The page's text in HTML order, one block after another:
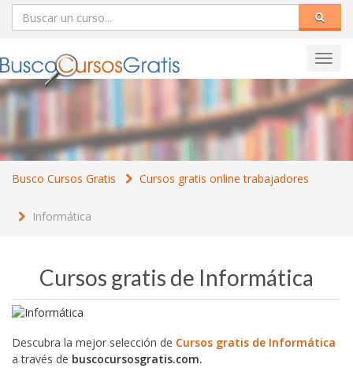
Busco Cursos Gratis Cursos gratis online trabajadores
Informática
Cursos gratis de Informática
Descubra la mejor selección de Cursos gratis de Informática
a través de buscocursosgratis.com.